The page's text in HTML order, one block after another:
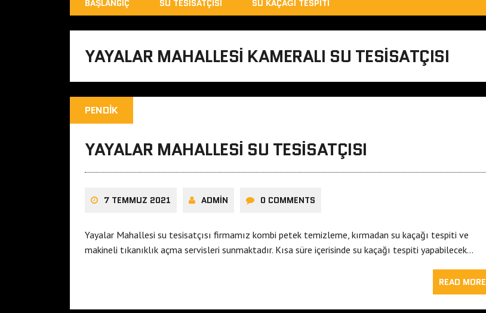
BAŞLANGIÇ SU TESISATÇISI SU KAÇAĞI TESPITI
YAYALAR MAHALLESI KAMERALI SU TESISATÇISI
PENDIK
YAYALAR MAHALLESI SU TESISATÇISI
7 TEMMUZ 2021 ADMIN 0 COMMENTS
Yayalar Mahallesi su tesisatçısı firmamız kombi petek temizleme, kırmadan su kaçağı tespiti ve
makineli tıkanıklık açma servisleri sunmaktadır. Kısa süre içerisinde su kaçağı tespiti yapabilecek…
READ MORE